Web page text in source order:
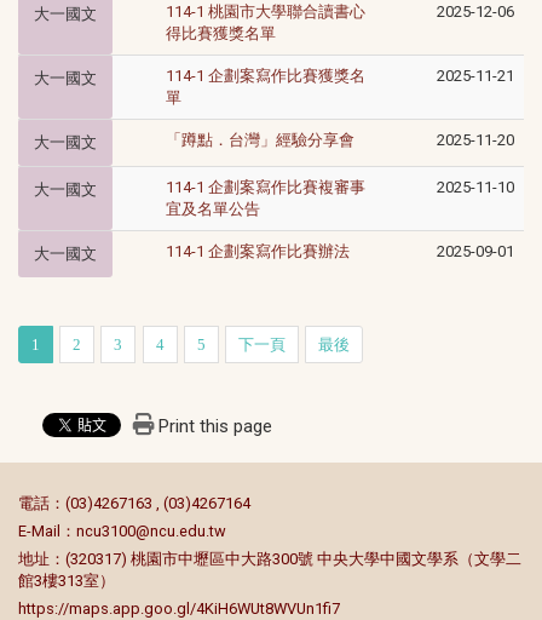
大一國文
114-1 桃園市大學聯合讀書心
得比賽獲獎名單
2025-12-06
大一國文
114-1 企劃案寫作比賽獲獎名
單
2025-11-21
大一國文 「蹲點．台灣」經驗分享會 2025-11-20
大一國文
114-1 企劃案寫作比賽複審事
宜及名單公告
2025-11-10
大一國文 ​​​​114-1 企劃案寫作比賽辦法 2025-09-01
1 2 3 4 5 下一頁 最後
Print this page
電話：(03)4267163 , (03)4267164
E-Mail： ncu3100@ncu.edu.tw
地址：(320317) 桃園市中壢區中大路300號 中央大學中國文學系（文學二
館3樓313室）
https://maps.app.goo.gl/4KiH6WUt8WVUn1fi7